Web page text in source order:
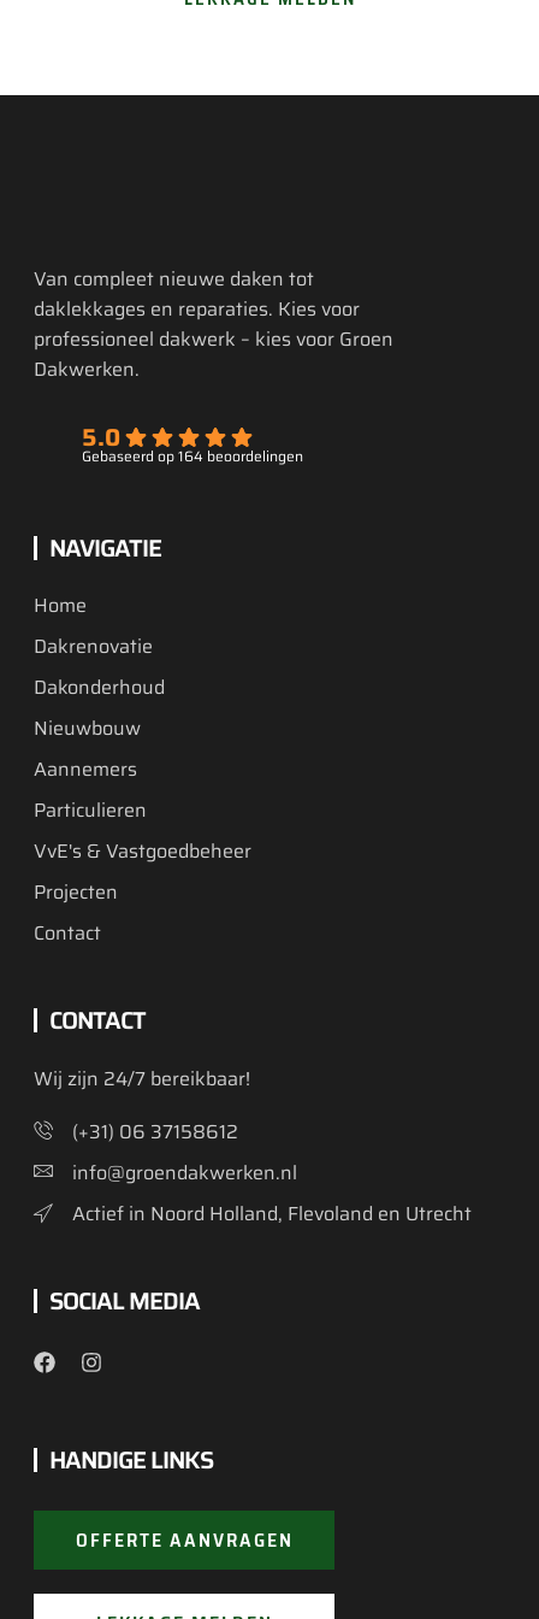
Van compleet nieuwe daken tot
daklekkages en reparaties. Kies voor
professioneel dakwerk – kies voor Groen
Dakwerken.
5.0
Gebaseerd op 164 beoordelingen
NAVIGATIE
Home
Dakrenovatie
Dakonderhoud
Nieuwbouw
Aannemers
Particulieren
VvE's & Vastgoedbeheer
Projecten
Contact
CONTACT
Wij zijn 24/7 bereikbaar!
(+31) 06 37158612
info@groendakwerken.nl
Actief in Noord Holland, Flevoland en Utrecht
SOCIAL MEDIA
HANDIGE LINKS
OFFERTE AANVRAGEN